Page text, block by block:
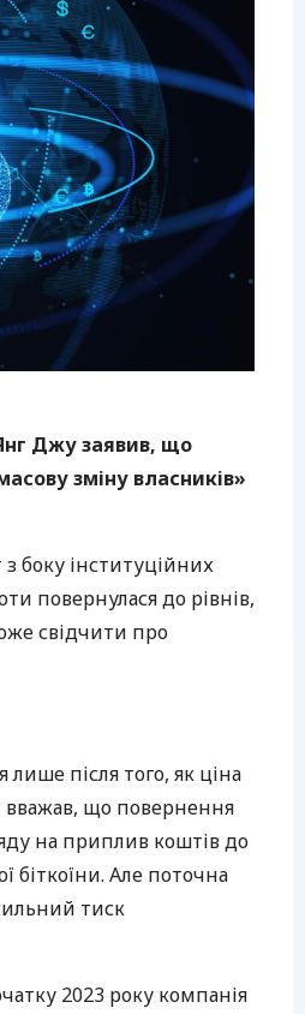
РЕЙТИНГ ДЕБЕТОВИХ
КАРТОК
ЩОМІСЯЧНИЙ ОГЛЯД
КЕШБЕКУ
ПУТІВНИКИ ПО
БАНКІВСЬКИХ КАРТКАХ
Джу заявив, що
зміну власників»
боку інституційних
повернулася до рівнів,
свідчити про
після того, як ціна
вважав, що повернення
на приплив коштів до
біткоїни. Але поточна
тиск
2023 року компанія